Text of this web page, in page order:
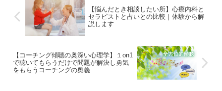
【悩んだとき相談したい所】心療内科と
セラピストと占いとの比較｜体験から解
説します
【コーチング傾聴の奥深い心理学】１on1
で聴いてもらうだけで問題が解決し勇気
をもらうコーチングの奥義